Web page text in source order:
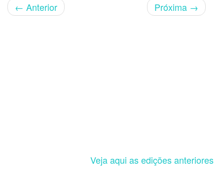
← Anterior Próxima →
Veja aqui as edições anteriores